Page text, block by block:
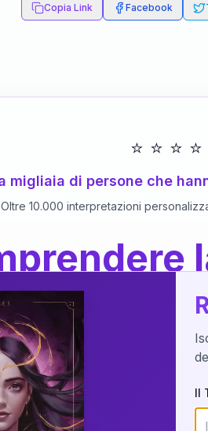
Copia Link Facebook
⭐ ⭐ ⭐ ⭐
migliaia di persone che
Oltre 10.000 interpretazioni
della tua Matrice del
o studiando
del Libro
Il